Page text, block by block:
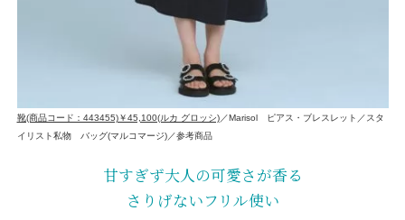
靴(商品コード：443455)￥45,100(ルカ グロッシ)／Marisol ピアス・ブレスレット／スタ
イリスト私物 バッグ(マルコマージ)／参考商品
甘すぎず大人の可愛さが香る
さりげないフリル使い